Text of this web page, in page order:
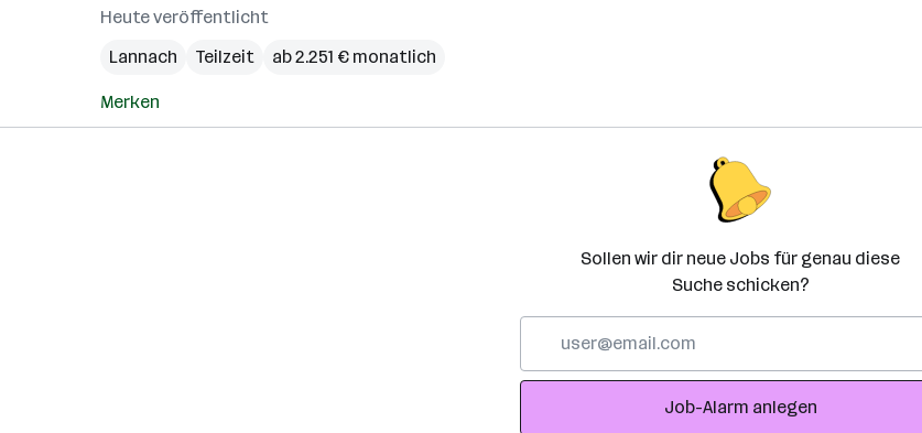
Heute veröffentlicht
Lannach
Teilzeit ab 2.251 € monatlich
Merken
Sollen wir dir neue Jobs für genau diese
Suche schicken?
Adresse
Job-Alarm anlegen